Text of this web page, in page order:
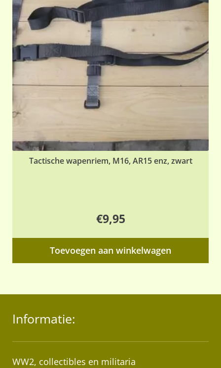
Tactische wapenriem, M16, AR15 enz, zwart
€9,95
Toevoegen aan winkelwagen
Informatie:
WW2, collectibles en militaria